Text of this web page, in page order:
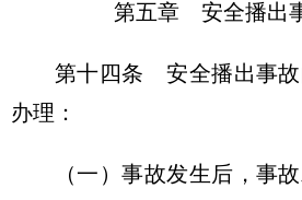
第五章 安全播出
第十四条 安全播出事故
办理：
（一）事故发生后，事